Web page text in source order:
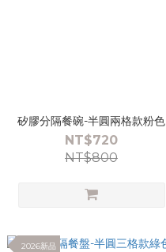
矽膠分隔餐碗-半圓兩格款粉色
NT$720
NT$800
2026新品